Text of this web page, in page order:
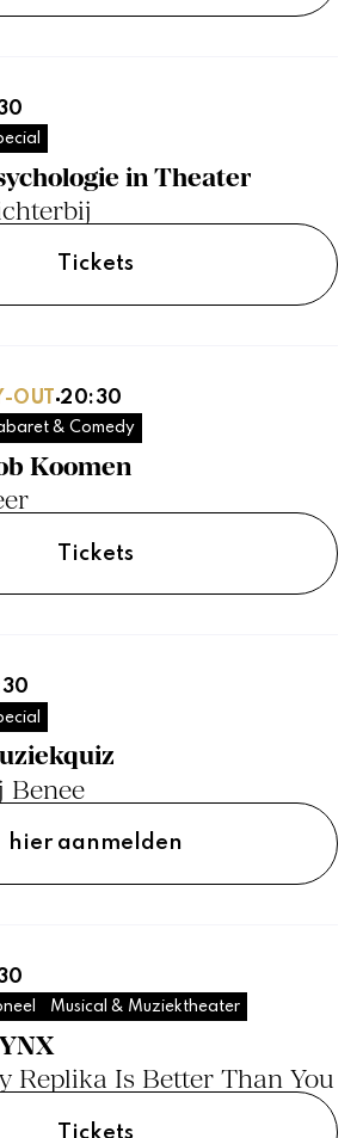
in Theater
Tickets
Koomen
& Comedy
Tickets
OUT 20:30
Benee
hier aanmelden
Replika Is Better Than You
Musical & Muziektheater
Tickets